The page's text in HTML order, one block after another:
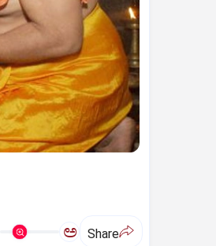
ಅ Share